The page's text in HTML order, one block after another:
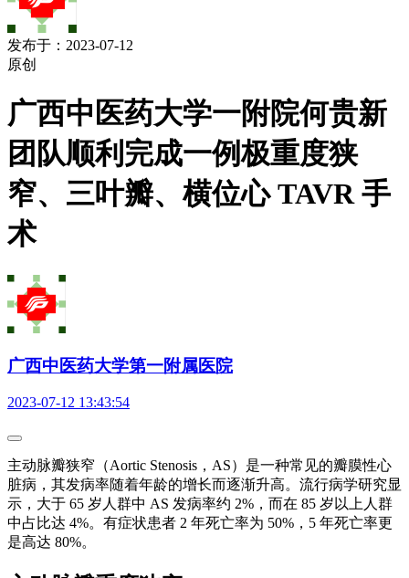
发布于：2023-07-12
原创
广西中医药大学一附院何贵新
团队顺利完成一例极重度狭
窄、三叶瓣、横位心 TAVR 手
术
广西中医药大学第一附属医院
2023-07-12 13:43:54
主动脉瓣狭窄（Aortic Stenosis，AS）是一种常见的瓣膜性心
脏病，其发病率随着年龄的增长而逐渐升高。流行病学研究显
示，大于 65 岁人群中 AS 发病率约 2%，而在 85 岁以上人群
中占比达 4%。有症状患者 2 年死亡率为 50%，5 年死亡率更
是高达 80%。